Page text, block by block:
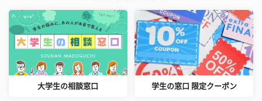
大学生の相談窓口 学生の窓口 限定クーポン